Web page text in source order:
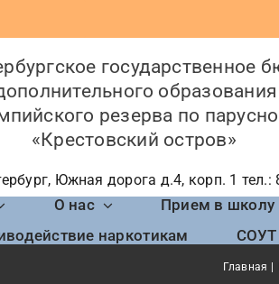
государственное
резерва по
«Крестовский остров»
Южная дорога д.4, корп. 1 тел.:
О нас Прием в школу
наркотикам
СОУТ
Главная